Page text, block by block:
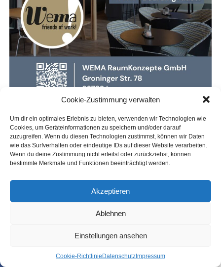
Cookie-Zustimmung verwalten
Um dir ein optimales Erlebnis zu bieten, verwenden wir Technologien wie
Cookies, um Geräteinformationen zu speichern und/oder darauf
zuzugreifen. Wenn du diesen Technologien zustimmst, können wir Daten
wie das Surfverhalten oder eindeutige IDs auf dieser Website verarbeiten.
Wenn du deine Zustimmung nicht erteilst oder zurückziehst, können
bestimmte Merkmale und Funktionen beeinträchtigt werden.
Akzeptieren
Ablehnen
Einstellungen ansehen
Coo­kie-Richt­li­nie Daten­schutz Impres­sum
SHARE TWEET